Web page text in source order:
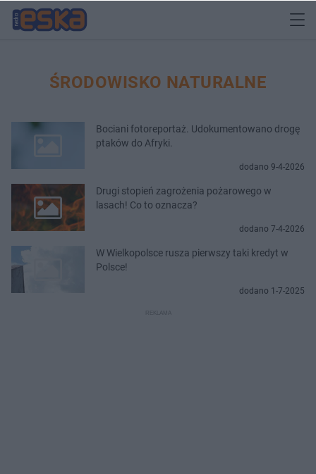
ŚRODOWISKO NATURALNE
Bociani fotoreportaż. Udokumentowano drogę
ptaków do Afryki.
dodano 9-4-2026
Drugi stopień zagrożenia pożarowego w
lasach! Co to oznacza?
dodano 7-4-2026
W Wielkopolsce rusza pierwszy taki kredyt w
Polsce!
dodano 1-7-2025